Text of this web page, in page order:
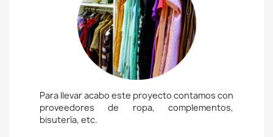
Para llevar acabo este proyecto contamos con
proveedores de ropa, complementos,
bisutería, etc.